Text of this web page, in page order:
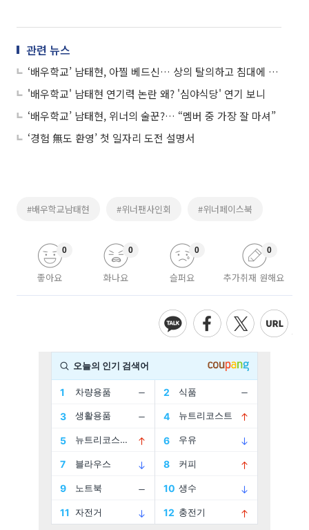
관련 뉴스
‘배우학교’ 남태현, 아찔 베드신… 상의 탈의하고 침대에 누워 ‘헉’
'배우학교' 남태현 연기력 논란 왜? '심야식당' 연기 보니
‘배우학교’ 남태현, 위너의 술꾼?… “멤버 중 가장 잘 마셔”
‘경험 無도 환영’ 첫 일자리 도전 설명서
#배우학교남태현 #위너팬사인회 #위너페이스북
좋아요
0
화나요
0
슬퍼요
0
추가취재 원해요
0